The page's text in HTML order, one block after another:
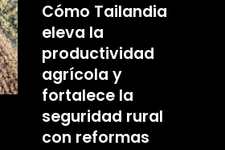
Cómo Tailandia
eleva la
productividad
agrícola y
fortalece la
seguridad rural
con reformas